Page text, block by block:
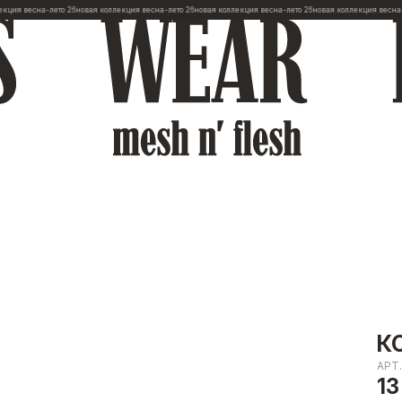
лето 26новая коллекция весна-лето 26новая коллекция весна-лето 26новая коллекция весна-лето
АРТ.